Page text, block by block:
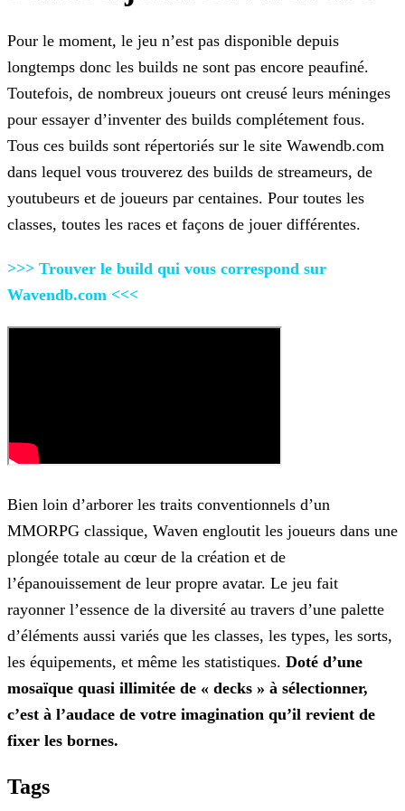
Pour le moment, le jeu n’est pas disponible depuis
longtemps donc les builds ne sont pas encore peaufiné.
Toutefois, de nombreux joueurs ont creusé leurs méninges
pour essayer d’inventer des builds complétement fous.
Tous ces builds sont répertoriés sur le site Wawendb.com
dans lequel vous trouverez des builds de streameurs, de
youtubeurs et de joueurs par centaines. Pour toutes les
classes, toutes les races et façons de jouer différentes.
>>> Trouver le build qui vous correspond sur
Wavendb.com <<<
Bien loin d’arborer les traits conventionnels d’un
MMORPG classique, Waven engloutit les joueurs dans une
plongée totale au cœur de la création et de
l’épanouissement de leur propre avatar. Le jeu fait
rayonner l’essence de la diversité au travers d’une palette
d’éléments aussi variés que les classes, les types, les sorts,
les équipements, et même les statistiques. Doté d’une
mosaïque quasi illimitée de « decks » à sélectionner,
c’est à l’audace de votre imagination qu’il revient de
fixer les bornes.
Tags